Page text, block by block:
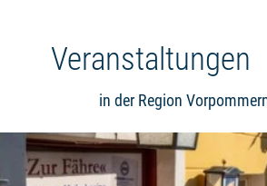
Veranstaltungen
in der Region